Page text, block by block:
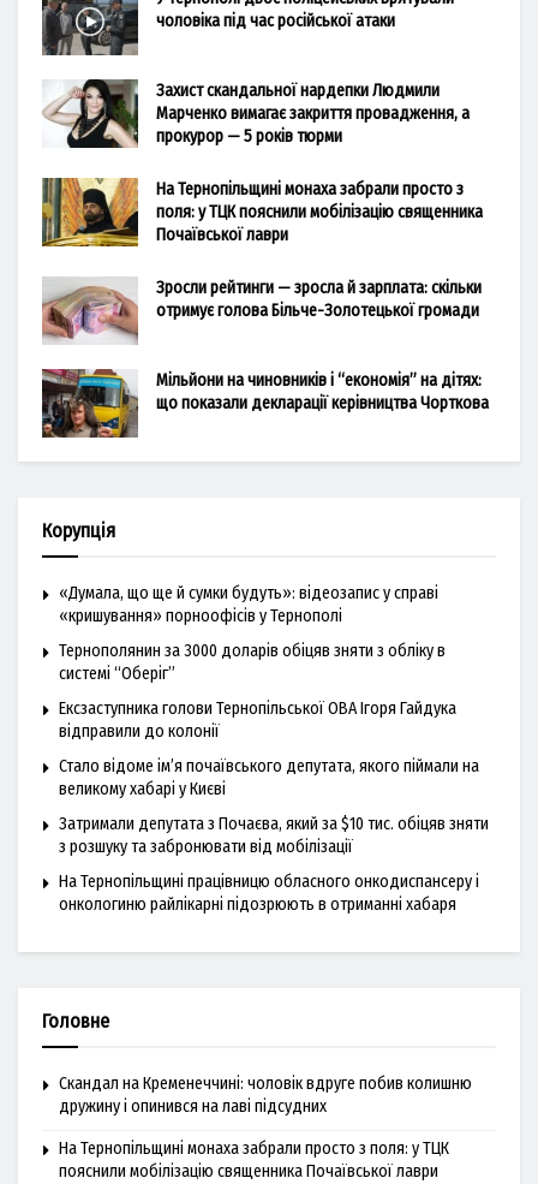
чоловіка під час російської атаки
Захист скандальної нардепки Людмили
Марченко вимагає закриття провадження, а
прокурор — 5 років тюрми
На Тернопільщині монаха забрали просто з
поля: у ТЦК пояснили мобілізацію священника
Почаївської лаври
Зросли рейтинги — зросла й зарплата: скільки
отримує голова Більче-Золотецької громади
Мільйони на чиновників і “економія” на дітях:
що показали декларації керівництва Чорткова
Корупція
«Думала, що ще й сумки будуть»: відеозапис у справі
«кришування» порноофісів у Тернополі
Тернополянин за 3000 доларів обіцяв зняти з обліку в
системі “Оберіг”
Ексзаступника голови Тернопільської ОВА Ігоря Гайдука
відправили до колонії
Стало відоме ім’я почаївського депутата, якого піймали на
великому хабарі у Києві
Затримали депутата з Почаєва, який за $10 тис. обіцяв зняти
з розшуку та забронювати від мобілізації
На Тернопільщині працівницю обласного онкодиспансеру і
онкологиню райлікарні підозрюють в отриманні хабаря
Головне
Скандал на Кременеччині: чоловік вдруге побив колишню
дружину і опинився на лаві підсудних
На Тернопільщині монаха забрали просто з поля: у ТЦК
пояснили мобілізацію священника Почаївської лаври